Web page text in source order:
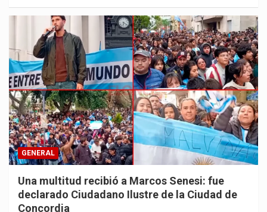
GENERAL
Una multitud recibió a Marcos Senesi: fue
declarado Ciudadano Ilustre de la Ciudad de
Concordia